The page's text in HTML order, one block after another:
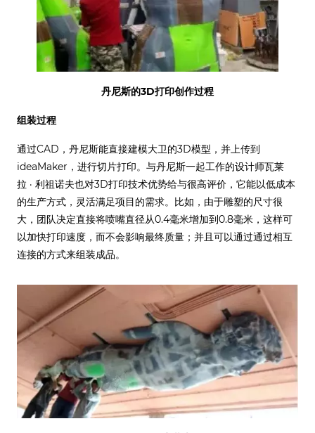
丹尼斯的3D打印创作过程
组装过程
通过CAD，丹尼斯能直接建模大卫的3D模型，并上传到
ideaMaker，进行切片打印。与丹尼斯一起工作的设计师瓦莱
拉 · 利祖诺夫也对3D打印技术优势给与很高评价，它能以低成本
的生产方式，灵活满足项目的需求。比如，由于雕塑的尺寸很
大，团队决定直接将喷嘴直径从0.4毫米增加到0.8毫米，这样可
以加快打印速度，而不会影响最终质量；并且可以通过通过相互
连接的方式来组装成品。